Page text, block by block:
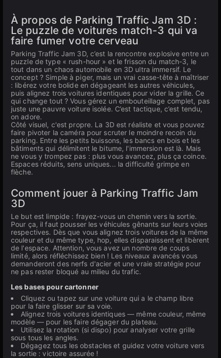
À propos de Parking Traffic Jam 3D :
Le puzzle de voitures match-3 qui va
faire fumer votre cerveau
Parking Traffic Jam 3D, c’est la rencontre explosive entre un
puzzle de type « rush-hour » et le frisson du match-3, le
tout dans un chaos automobile en 3D ultra immersif. Le
concept ? Simple à piger, mais un vrai casse-tête à maîtriser
: libérez votre bolide en dégageant les autres véhicules,
puis alignez trois voitures identiques pour vider la grille. Ce
qui change tout ? Vous gérez un embouteillage complet, pas
juste une pauvre voiture isolée. C’est tactique, c’est tendu,
on adore.
Côté visuel, c'est propre. La 3D est réaliste et vous pouvez
faire pivoter la caméra pour scruter le moindre recoin du
parking. Entre les petits buissons, les bancs en bois et les
bâtiments qui délimitent le bitume, l'immersion est là. Mais
ne vous y trompez pas : plus vous avancez, plus ça coince.
Espaces réduits, sens uniques... la difficulté grimpe en
flèche.
Comment jouer à Parking Traffic Jam
3D
Le but est limpide : frayez-vous un chemin vers la sortie.
Pour ça, il faut pousser les véhicules gênants sur leurs voies
respectives. Dès que vous alignez trois voitures de la même
couleur et du même type, hop, elles disparaissent et libèrent
de l'espace. Attention, vous avez un nombre de coups
limité, alors réfléchissez bien ! Les niveaux avancés vous
demanderont des nerfs d'acier et une vraie stratégie pour
ne pas rester bloqué au milieu du trafic.
Les bases pour cartonner
Cliquez ou tapez sur une voiture qui a le champ libre
pour la faire glisser sur sa voie.
Alignez trois voitures identiques — même couleur, même
modèle — pour les faire dégager du plateau.
Utilisez la rotation (si dispo) pour analyser votre grille
sous tous les angles.
Dégagez tous les obstacles et guidez votre voiture vers
la sortie : victoire assurée !